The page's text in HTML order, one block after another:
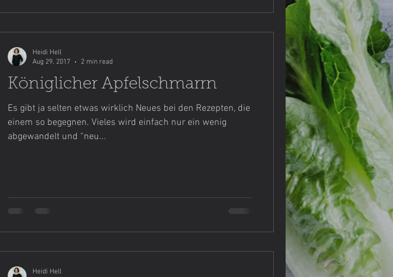
Königlicher Apfelschmarrn
Es gibt ja selten etwas wirklich Neues bei den Rezepten, die
einem so begegnen. Vieles wird einfach nur ein wenig
abgewandelt und “neu...
Heidi Hell
Aug 29, 2017
2 min read
Heidi Hell